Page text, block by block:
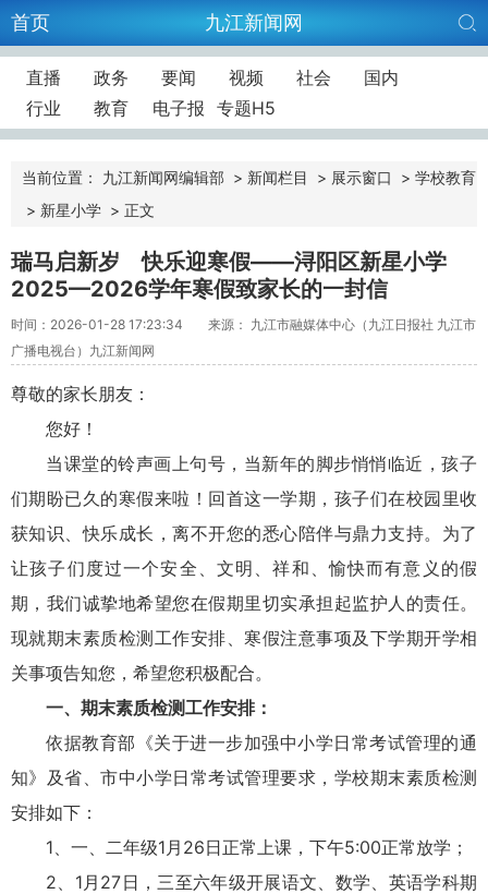
首页 九江新闻网
直播 政务 要闻 视频 社会
国内
行业
教育 电子报 专题H5
当前位置： 九江新闻网编辑部 > 新闻栏目 > 展示窗口 > 学校教育
> 新星小学 > 正文
瑞马启新岁 快乐迎寒假——浔阳区新星小学
2025—2026学年寒假致家长的一封信
时间：2026-01-28 17:23:34
来源： 九江市融媒体中心（九江日报社 九江市
广播电视台）九江新闻网
尊敬的家长朋友：
您好！
当课堂的铃声画上句号，当新年的脚步悄悄临近，孩子
们期盼已久的寒假来啦！回首这一学期，孩子们在校园里收
获知识、快乐成长，离不开您的悉心陪伴与鼎力支持。为了
让孩子们度过一个安全、文明、祥和、愉快而有意义的假
期，我们诚挚地希望您在假期里切实承担起监护人的责任。
现就期末素质检测工作安排、寒假注意事项及下学期开学相
关事项告知您，希望您积极配合。
一、期末素质检测工作安排：
依据教育部《关于进一步加强中小学日常考试管理的通
知》及省、市中小学日常考试管理要求，学校期末素质检测
安排如下：
1、一、二年级1月26日正常上课，下午5:00正常放学；
2、1月27日，三至六年级开展语文、数学、英语学科期